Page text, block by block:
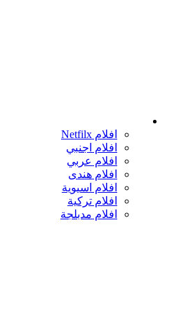
افلام Netfilx
افلام اجنبي
افلام عربي
افلام هندى
افلام اسيوية
افلام تركية
افلام مدبلجة